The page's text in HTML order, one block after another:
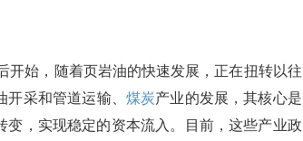
始，随着页岩油的快速发展，正在扭转以往
采和管道运输、 煤炭产业的发展，其核心是
，实现稳定的资本流入。目前，这些产业政